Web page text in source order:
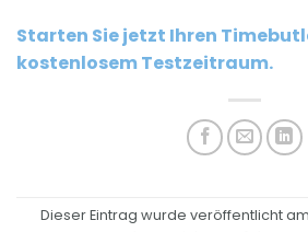
Starten Sie jetzt Ihren
kostenlosem Testzeitraum.
Dieser Eintrag wurde veröffentlicht am